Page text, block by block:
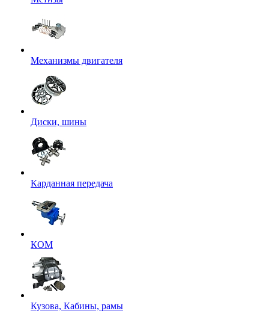
Механизмы двигателя
Диски, шины
Карданная передача
КОМ
Кузова, Кабины, рамы